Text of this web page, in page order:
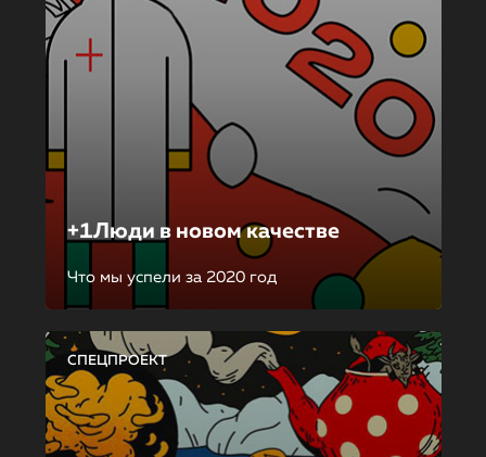
+1Люди в новом качестве
Что мы успели за 2020 год
СПЕЦПРОЕКТ